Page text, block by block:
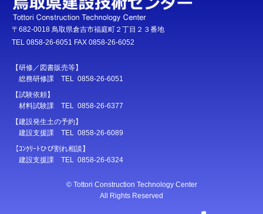
〒682-0018 鳥取県倉吉市福庭町２丁目２３番地
TEL 0858-26-6051 FAX 0858-26-6052
【研修／図書販売等】
総務研修課 TEL 0858-26-6051
【試験依頼】
材料試験課 TEL 0858-26-6377
【建設発生土の予約】
建設支援課 TEL 0858-26-6089
【ｺﾝｸﾘｰﾄひび割れ相談】
建設支援課 TEL 0858-26-6324
© Tottori Construction Technology Center
All Rights Reserved